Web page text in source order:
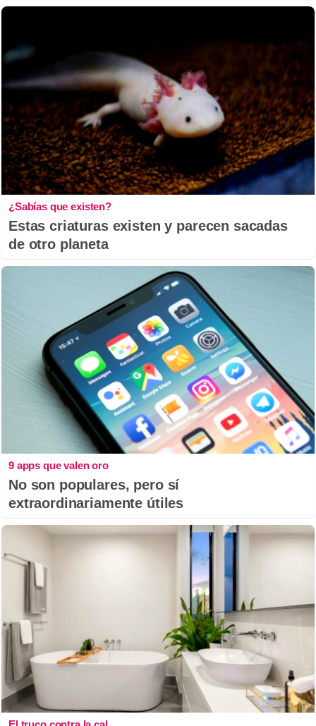
¿Sabías que existen?
Estas criaturas existen y parecen sacadas
de otro planeta
9 apps que valen oro
No son populares, pero sí
extraordinariamente útiles